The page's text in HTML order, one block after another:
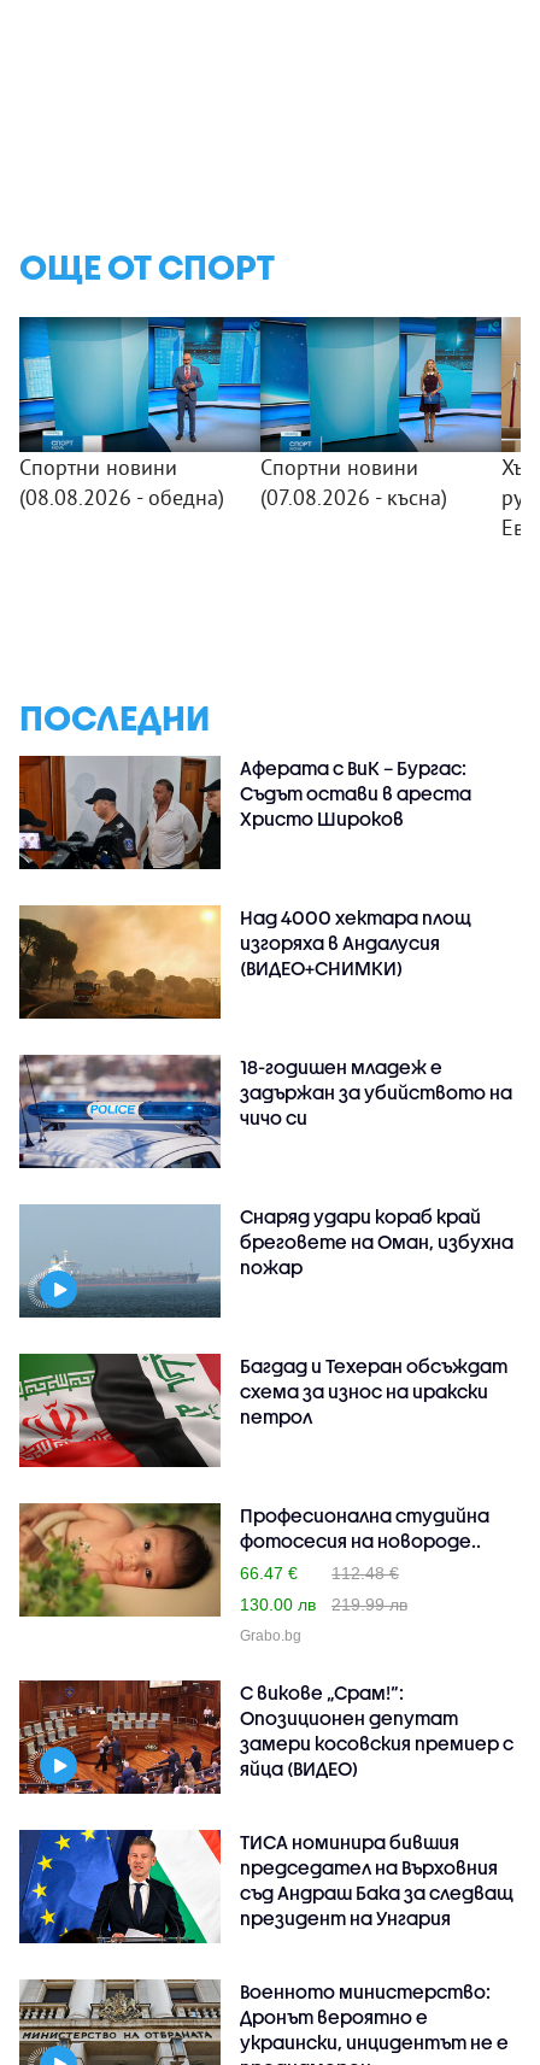
ОЩЕ ОТ СПОРТ
Спортни новини
(08.08.2026 - обедна)
Спортни новини
(07.08.2026 - късна)
ПОСЛЕДНИ
Аферата с ВиК – Бургас:
Съдът остави в ареста
Христо Широков
Над 4000 хектара площ
изгоряха в Андалусия
(ВИДЕО+СНИМКИ)
18-годишен младеж е
задържан за убийството на
чичо си
Снаряд удари кораб край
бреговете на Оман, избухна
пожар
Багдад и Техеран обсъждат
схема за износ на иракски
петрол
Професионална студийна
фотосесия на новороде..
66.47 €
112.48 €
130.00 лв
219.99 лв
Grabo.bg
С викове „Срам!“:
Опозиционен депутат
замери косовския премиер с
яйца (ВИДЕО)
ТИСА номинира бившия
председател на Върховния
съд Андраш Бака за следващ
президент на Унгария
Военното министерство:
Дронът вероятно е
украински, инцидентът не е